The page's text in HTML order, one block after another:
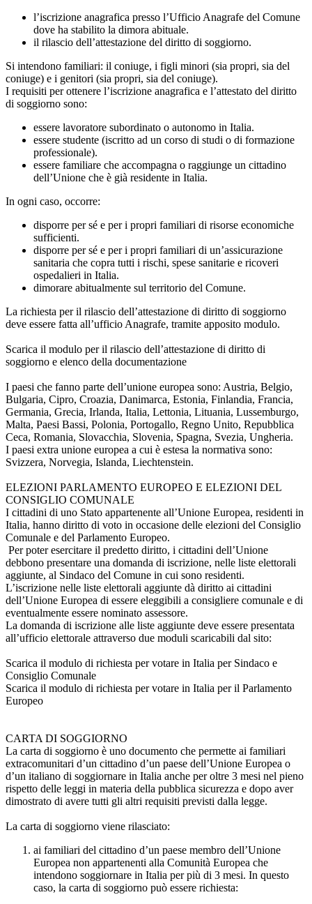
l’iscrizione anagrafica presso l’Ufficio Anagrafe del Comune
dove ha stabilito la dimora abituale.
il rilascio dell’attestazione del diritto di soggiorno.
Si intendono familiari: il coniuge, i figli minori (sia propri, sia del
coniuge) e i genitori (sia propri, sia del coniuge).
I requisiti per ottenere l’iscrizione anagrafica e l’attestato del diritto
di soggiorno sono:
essere lavoratore subordinato o autonomo in Italia.
essere studente (iscritto ad un corso di studi o di formazione
professionale).
essere familiare che accompagna o raggiunge un cittadino
dell’Unione che è già residente in Italia.
In ogni caso, occorre:
disporre per sé e per i propri familiari di risorse economiche
sufficienti.
disporre per sé e per i propri familiari di un’assicurazione
sanitaria che copra tutti i rischi, spese sanitarie e ricoveri
ospedalieri in Italia.
dimorare abitualmente sul territorio del Comune.
La richiesta per il rilascio dell’attestazione di diritto di soggiorno
deve essere fatta all’ufficio Anagrafe, tramite apposito modulo.
Scarica il modulo per il rilascio dell’attestazione di diritto di
soggiorno e elenco della documentazione
I paesi che fanno parte dell’unione europea sono: Austria, Belgio,
Bulgaria, Cipro, Croazia, Danimarca, Estonia, Finlandia, Francia,
Germania, Grecia, Irlanda, Italia, Lettonia, Lituania, Lussemburgo,
Malta, Paesi Bassi, Polonia, Portogallo, Regno Unito, Repubblica
Ceca, Romania, Slovacchia, Slovenia, Spagna, Svezia, Ungheria.
I paesi extra unione europea a cui è estesa la normativa sono:
Svizzera, Norvegia, Islanda, Liechtenstein.
ELEZIONI PARLAMENTO EUROPEO E ELEZIONI DEL
CONSIGLIO COMUNALE
I cittadini di uno Stato appartenente all’Unione Europea, residenti in
Italia, hanno diritto di voto in occasione delle elezioni del Consiglio
Comunale e del Parlamento Europeo.
Per poter esercitare il predetto diritto, i cittadini dell’Unione
debbono presentare una domanda di iscrizione, nelle liste elettorali
aggiunte, al Sindaco del Comune in cui sono residenti.
L’iscrizione nelle liste elettorali aggiunte dà diritto ai cittadini
dell’Unione Europea di essere eleggibili a consigliere comunale e di
eventualmente essere nominato assessore.
La domanda di iscrizione alle liste aggiunte deve essere presentata
all’ufficio elettorale attraverso due moduli scaricabili dal sito:
Scarica il modulo di richiesta per votare in Italia per Sindaco e
Consiglio Comunale
Scarica il modulo di richiesta per votare in Italia per il Parlamento
Europeo
CARTA DI SOGGIORNO
La carta di soggiorno è uno documento che permette ai familiari
extracomunitari d’un cittadino d’un paese dell’Unione Europea o
d’un italiano di soggiornare in Italia anche per oltre 3 mesi nel pieno
rispetto delle leggi in materia della pubblica sicurezza e dopo aver
dimostrato di avere tutti gli altri requisiti previsti dalla legge.
La carta di soggiorno viene rilasciato:
ai familiari del cittadino d’un paese membro dell’Unione
Europea non appartenenti alla Comunità Europea che
intendono soggiornare in Italia per più di 3 mesi. In questo
caso, la carta di soggiorno può essere richiesta: